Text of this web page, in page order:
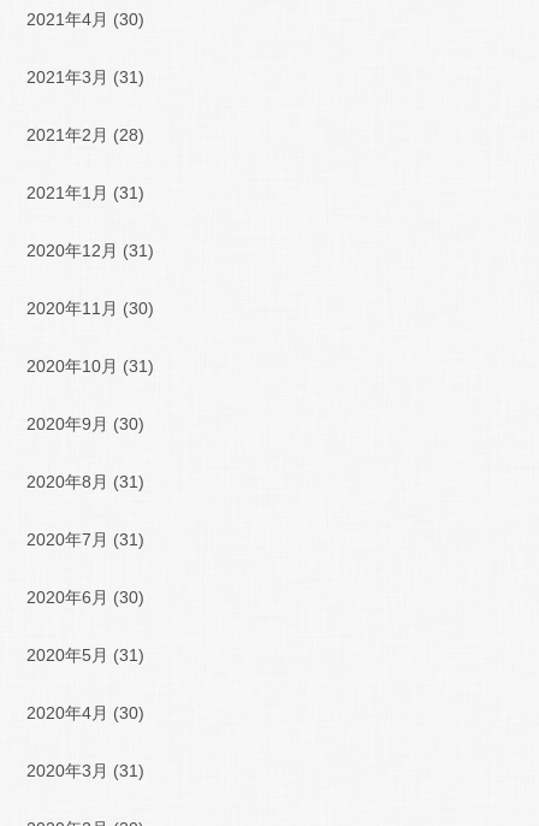
2021年4月 (30)
2021年3月 (31)
2021年2月 (28)
2021年1月 (31)
2020年12月 (31)
2020年11月 (30)
2020年10月 (31)
2020年9月 (30)
2020年8月 (31)
2020年7月 (31)
2020年6月 (30)
2020年5月 (31)
2020年4月 (30)
2020年3月 (31)